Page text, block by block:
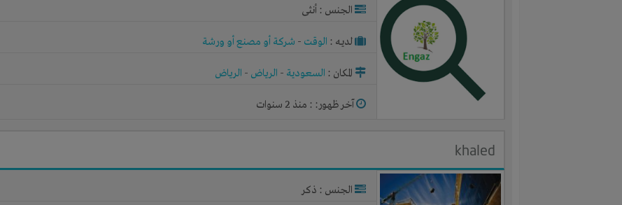
الجنس : أنثى
لديـه : الوقت - شركة أو مصنع أو ورشة
المكان : السعودية - الرياض - الرياض
آخر ظهور: : منذ 2 سنوات
khaled
الجنس : ذكر